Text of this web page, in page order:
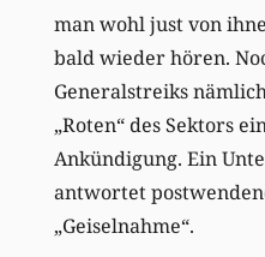
man wohl just von
bald wieder hören.
Generalstreiks
„Roten“ des Sektors
Ankündigung. Ein
antwortet
„Geiselnahme“.